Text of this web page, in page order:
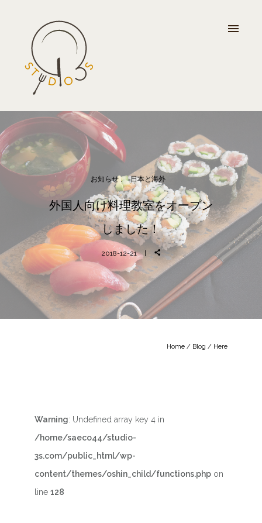
お知らせ 日本と海外
外国人向け料理教室をオープン
しました！
2018-12-21
Home / Blog / Here
Warning: Undefined array key 4 in
/home/saeco44/studio-
3s.com/public_html/wp-
content/themes/oshin_child/functions.php on
line 128